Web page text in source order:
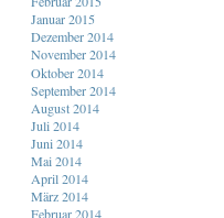
Januar 2015
Dezember 2014
November 2014
Oktober 2014
September 2014
August 2014
Juli 2014
Juni 2014
Mai 2014
April 2014
März 2014
Februar 2014